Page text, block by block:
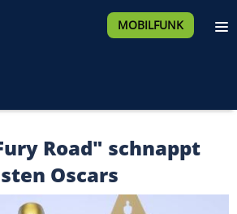
MOBILFUNK
Road" schnappt
Oscars